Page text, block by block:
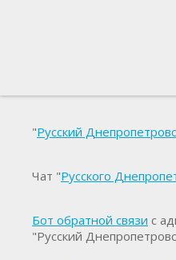
"Русский
Чат "Русского
Бот обратной связи с
"Русский